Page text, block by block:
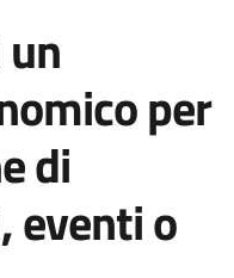
per
di
eventi o